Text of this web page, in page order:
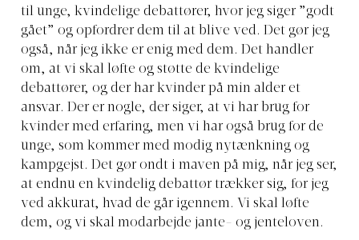
til unge, kvindelige debattører, hvor jeg siger ”godt
gået” og opfordrer dem til at blive ved. Det gør jeg
også, når jeg ikke er enig med dem. Det handler
om, at vi skal løfte og støtte de kvindelige
debattører, og der har kvinder på min alder et
ansvar. Der er nogle, der siger, at vi har brug for
kvinder med erfaring, men vi har også brug for de
unge, som kommer med modig nytænkning og
kampgejst. Det gør ondt i maven på mig, når jeg ser,
at endnu en kvindelig debattør trækker sig, for jeg
ved akkurat, hvad de går igennem. Vi skal løfte
dem, og vi skal modarbejde jante- og jenteloven.